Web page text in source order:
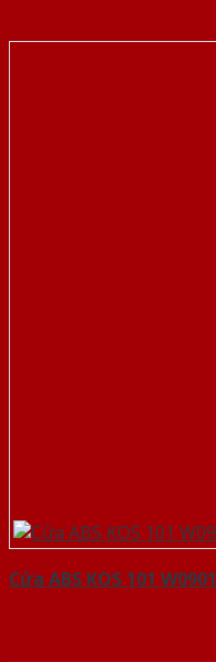
Cửa ABS KOS 101 W0901